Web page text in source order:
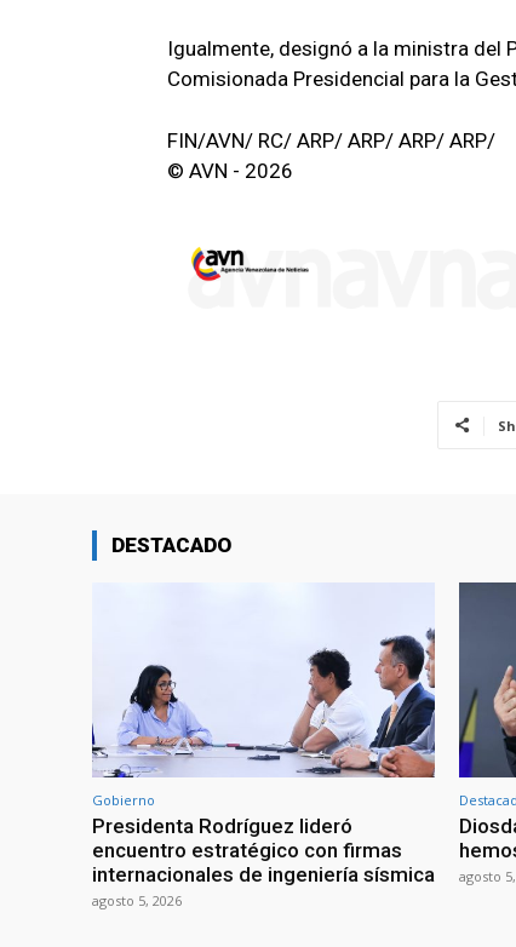
Igualmente, designó a la ministra del
Comisionada Presidencial para la
FIN/AVN/ RC/ ARP/ ARP/ ARP/ ARP/
© AVN - 2026
DESTACADO
Gobierno
Presidenta Rodríguez lideró
encuentro estratégico con firmas
internacionales de ingeniería sísmica
agosto 5, 2026
agosto